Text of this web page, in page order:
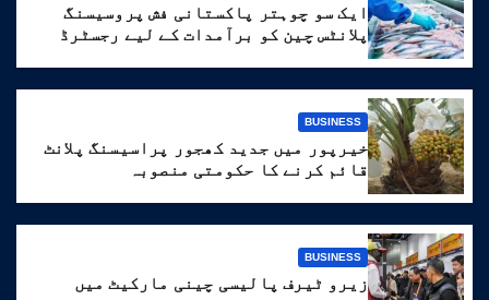
ایک سو چوہتر پاکستانی فش پروسیسنگ
پلانٹس چین کو برآمدات کے لیے رجسٹرڈ
BUSINESS
خیرپور میں جدید کھجور پراسیسنگ پلانٹ
قائم کرنے کا حکومتی منصوبہ
BUSINESS
زیرو ٹیرف پالیسی چینی مارکیٹ میں